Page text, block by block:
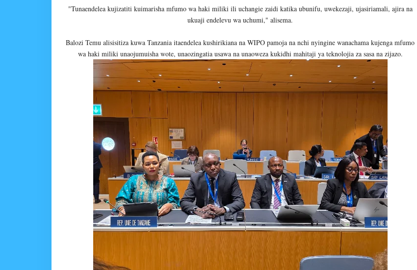
"Tunaendelea kujizatiti kuimarisha mfumo wa haki miliki ili uchangie zaidi katika ubunifu, uwekezaji, ujasiriamali, ajira na
ukuaji endelevu wa uchumi," alisema.
Balozi Temu alisisitiza kuwa Tanzania itaendelea kushirikiana na WIPO pamoja na nchi nyingine wanachama kujenga mfumo
wa haki miliki unaojumuisha wote, unaozingatia usawa na unaoweza kukidhi mahitaji ya teknolojia za sasa na zijazo.